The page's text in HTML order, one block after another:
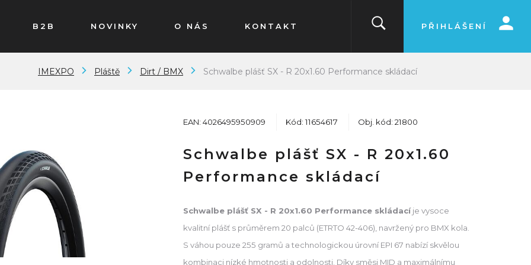
B2B NOVINKY O NÁS KONTAKT PŘIHLÁŠENÍ
IMEXPO Pláště Dirt / BMX Schwalbe plášť SX - R 20x1.60 Performance skládací
EAN: 4026495950909 Kód: 11654617 Obj. kód: 21800
Schwalbe plášť SX - R 20x1.60
Performance skládací
Schwalbe plášť SX - R 20x1.60 Performance skládacíje vysoce
kvalitní plášť s průměrem 20 palců (ETRTO 42-406), navržený pro BMX kola.
S váhou pouze 255 gramů a technologickou úrovní EPI 67 nabízí skvělou
kombinaci nízké hmotnosti a odolnosti. Díky směsi MID a maximálnímu